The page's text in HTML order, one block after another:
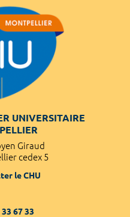
UNIVERSITAIRE
Giraud
cedex 5
le CHU
67 33